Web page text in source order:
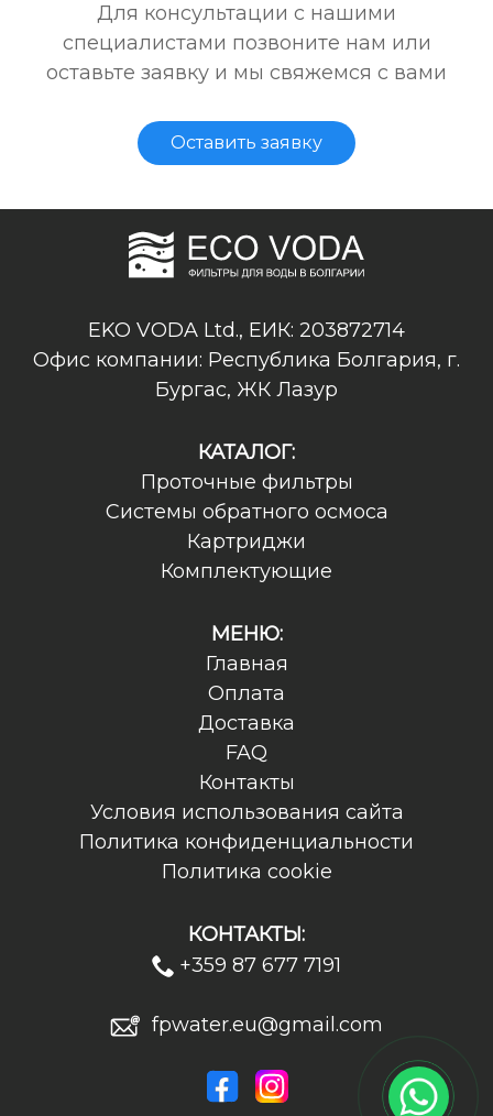
Для консультации с нашими
специалистами позвоните нам или
оставьте заявку и мы свяжемся с вами
Оставить заявку
EKO VODA Ltd., ЕИК: 203872714
Офис компании: Республика Болгария, г.
Бургас, ЖК Лазур
КАТАЛОГ:
Проточные фильтры
Системы обратного осмоса
Картриджи
Комплектующие
МЕНЮ:
Главная
Оплата
Доставка
FAQ
Контакты
Условия использования сайта
Политика конфиденциальности
Политика cookie
КОНТАКТЫ:
+359 87 677 7191
fpwater.eu@gmail.com